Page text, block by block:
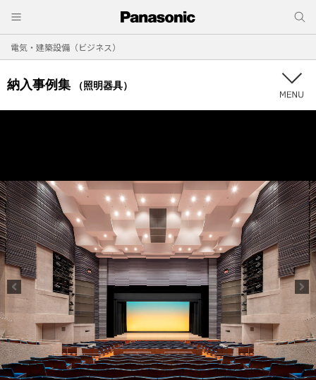
電気・建築設備（ビジネス）
納入事例集 （照明器具）